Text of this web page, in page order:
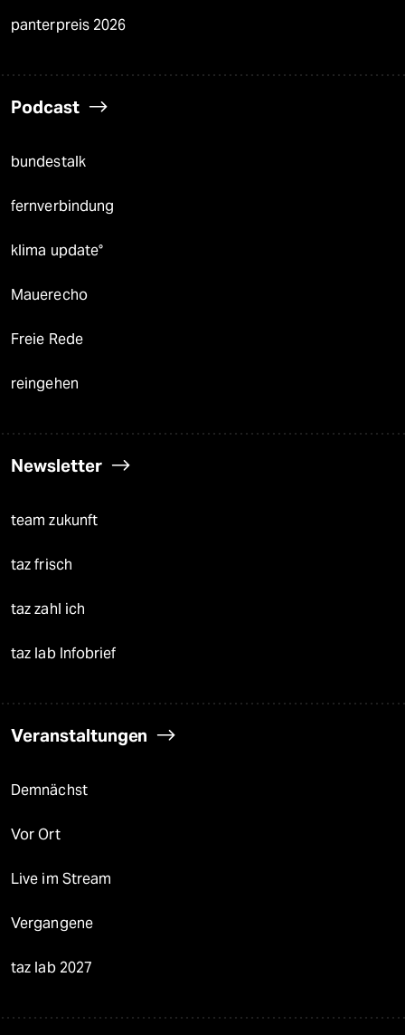
panterpreis 2026
Podcast
bundestalk
fernverbindung
klima update°
Mauerecho
Freie Rede
reingehen
Newsletter
team zukunft
taz frisch
taz zahl ich
taz lab Infobrief
Veranstaltungen
Demnächst
Vor Ort
Live im Stream
Vergangene
taz lab 2027